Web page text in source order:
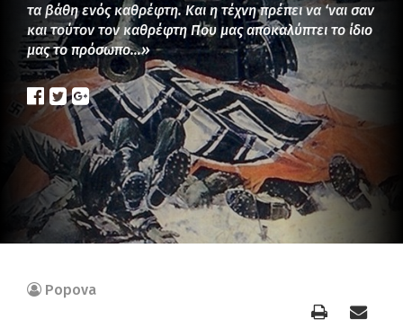
τα βάθη ενός καθρέφτη. Και η τέχνη πρέπει να ‘ναι σαν
και τούτον τον καθρέφτη Που μας αποκαλύπτει το ίδιο
μας το πρόσωπο…»
Popova